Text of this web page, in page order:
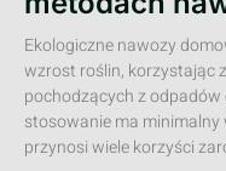
Ekologiczne nawozy
wzrost roślin, korzystając
pochodzących z
stosowanie ma minimalny
przynosi wiele korzyści